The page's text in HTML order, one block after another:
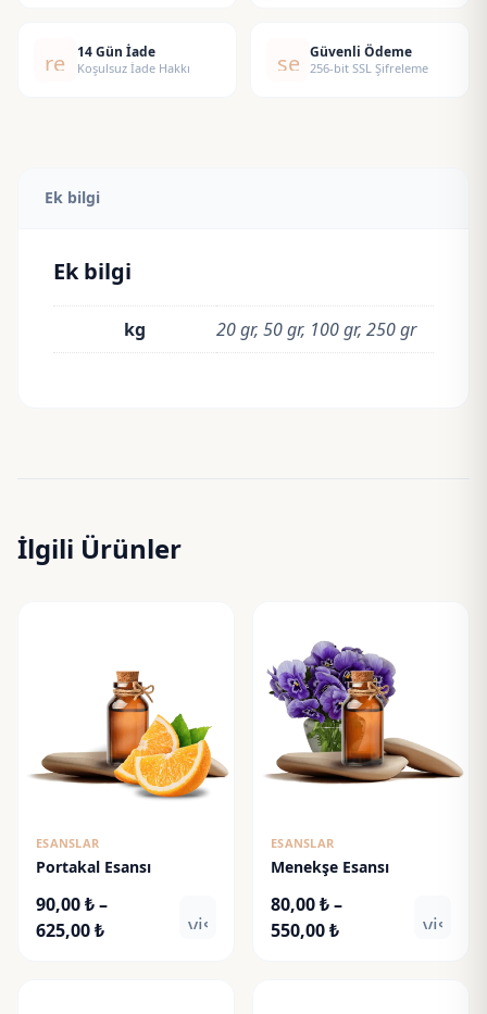
replay14 Gün İade
Koşulsuz İade Hakkı security
Güvenli Ödeme
256-bit SSL Şifreleme
Ek bilgi
Ek bilgi
kg 20 gr, 50 gr, 100 gr, 250 gr
İlgili Ürünler
ESANSLAR
Portakal Esansı
90,00₺–
625,00₺Fiyat
visibility
ESANSLAR
Menekşe Esansı
80,00₺–
550,00₺Fiyat